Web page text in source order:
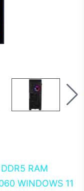
RAM
WINDOWS 11